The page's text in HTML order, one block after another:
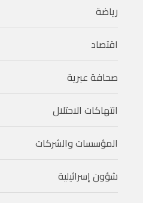
رياضة
اقتصاد
صحافة عبرية
انتهاكات الاحتلال
المؤسسات والشركات
شؤون إسرائيلية